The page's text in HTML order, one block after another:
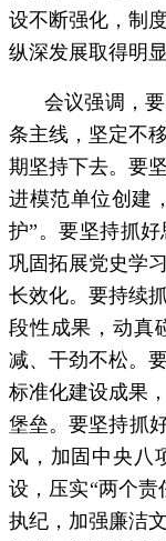
设不断强化，制
纵深发展取得明显
会议强调，
条主线，坚定不
期坚持下去。要
进模范单位创建
护”。要坚持抓
巩固拓展党史学
长效化。要持续
段性成果，动真
减、干劲不松。
标准化建设成果
堡垒。要坚持抓
风，加固中央八
设，压实“两个责
执纪，加强廉洁